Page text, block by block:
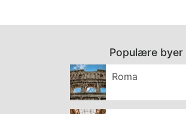
Populære byer
Roma